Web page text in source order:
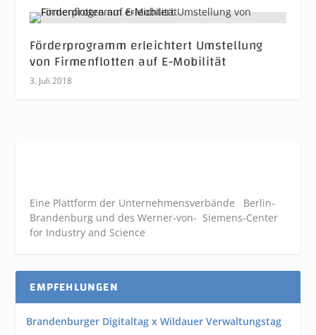
Förderprogramm erleichtert Umstellung
von Firmenflotten auf E-Mobilität
3. Juli 2018
Eine Plattform der Unternehmensverbände Berlin-
Brandenburg und des Werner-von- Siemens-Center
for Industry and Science
EMPFEHLUNGEN
Brandenburger Digitaltag x Wildauer Verwaltungstag